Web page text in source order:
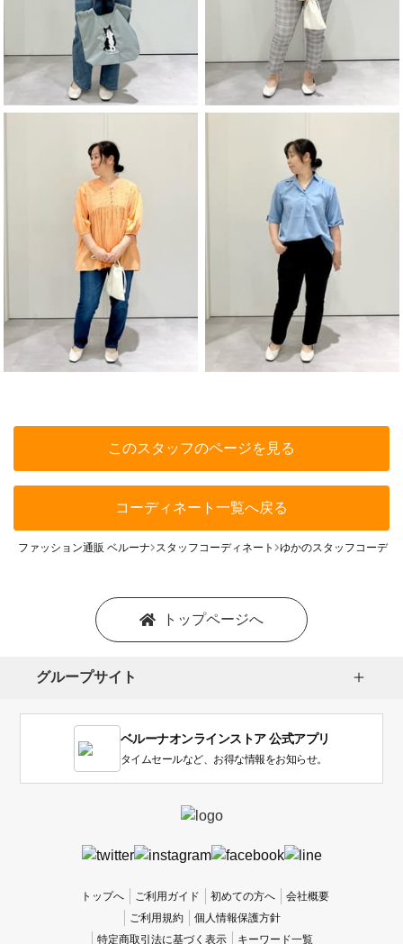
このスタッフのページを見る
コーディネート一覧へ戻る
ファッション通販 ベルーナ スタッフコーディネート ゆかのスタッフコーディ
トップページへ
グループサイト
ベルーナオンラインストア 公式アプリ
タイムセールなど、お得な情報をお知らせ。
トップへ ご利用ガイド 初めての方へ
会社概要
ご利用規約
個人情報保護方針
特定商取引法に基づく表示
キーワード一覧